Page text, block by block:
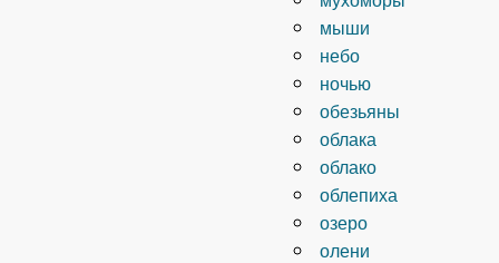
мыши
небо
ночью
обезьяны
облака
облако
облепиха
озеро
олени